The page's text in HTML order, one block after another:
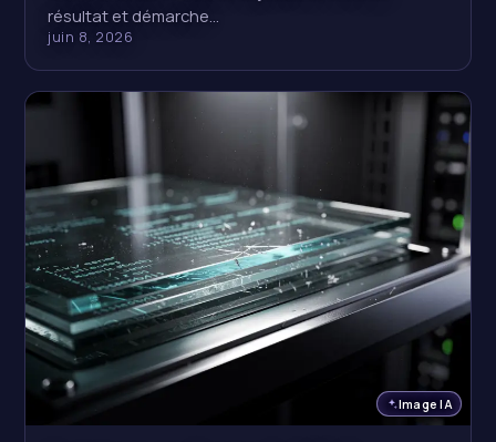
résultat et démarche…
juin 8, 2026
Image IA